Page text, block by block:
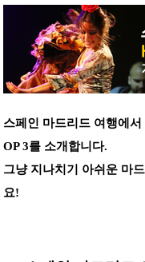
스페인 마드리드 여행에
OP 3를 소개합니다.
그냥 지나치기 아쉬운 마
요!